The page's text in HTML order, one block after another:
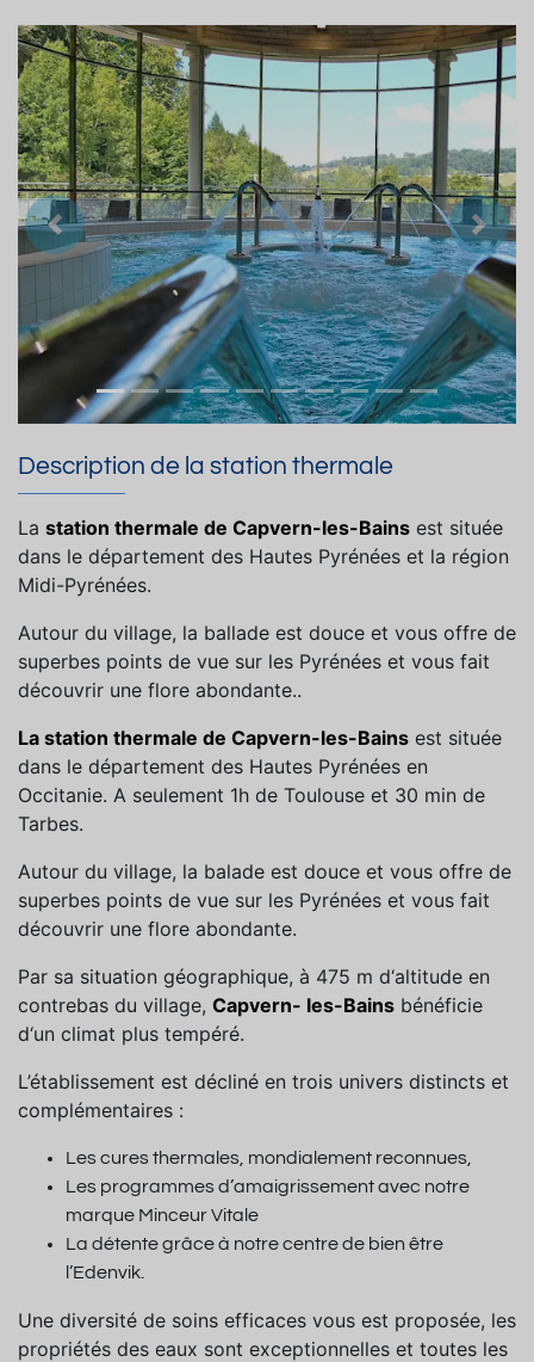
Précedent
Description de la station thermale
La station thermale de Capvern-les-Bains est située
dans le département des Hautes Pyrénées et la région
Midi-Pyrénées.
Autour du village, la ballade est douce et vous offre de
superbes points de vue sur les Pyrénées et vous fait
découvrir une flore abondante..
La station thermale de Capvern-les-Bains est située
dans le département des Hautes Pyrénées en
Occitanie. A seulement 1h de Toulouse et 30 min de
Tarbes.
Autour du village, la balade est douce et vous offre de
superbes points de vue sur les Pyrénées et vous fait
découvrir une flore abondante.
Par sa situation géographique, à 475 m d‘altitude en
contrebas du village, Capvern- les-Bains bénéficie
d‘un climat plus tempéré.
L’établissement est décliné en trois univers distincts et
complémentaires :
Les cures thermales, mondialement reconnues,
Les programmes d’amaigrissement avec notre
marque Minceur Vitale
La détente grâce à notre centre de bien être
l’Edenvik.
Une diversité de soins efficaces vous est proposée, les
propriétés des eaux sont exceptionnelles et toutes les